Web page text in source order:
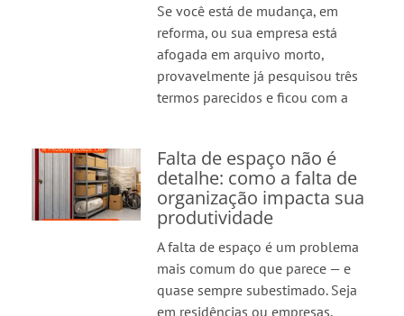
Se você está de mudança, em
reforma, ou sua empresa está
afogada em arquivo morto,
provavelmente já pesquisou três
termos parecidos e ficou com a
Falta de espaço não é
detalhe: como a falta de
organização impacta sua
produtividade
A falta de espaço é um problema
mais comum do que parece — e
quase sempre subestimado. Seja
em residências ou empresas,